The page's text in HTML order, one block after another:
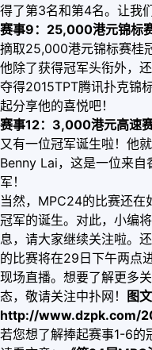
得了第3名和第4名。让我
赛事9：25,000港元锦标
摘取25,000港元锦标赛桂
他除了获得冠军头衔外，
夺得2015TPT腾讯扑克锦
起分享他的喜悦吧！
赛事12：3,000港元高速
又有一位冠军诞生啦！他
Benny Lai，这是一位来
军！
当然，MPC24的比赛还在
冠军的诞生。对此，小编
息，请大家继续关注啦。
的比赛将在29日下午两点
现场直播。想要了解更多
态，敬请关注中扑网！
图
http://www.dzpk.com/
若您想了解捧起赛事1-6的